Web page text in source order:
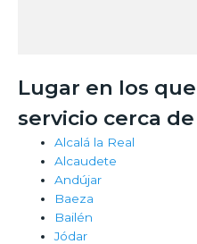
Lugar en los
servicio cerca
Alcalá la Real
Alcaudete
Andújar
Baeza
Bailén
Jódar